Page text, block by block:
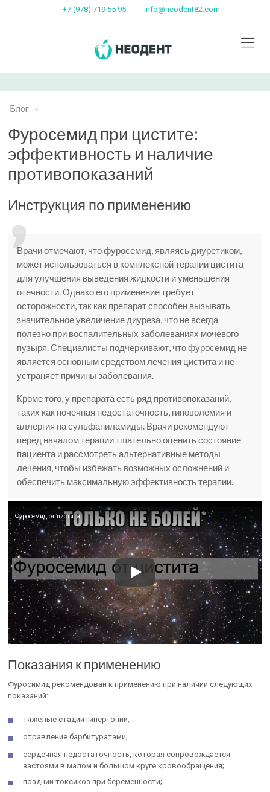
+7 (978) 719 55 95 info@neodent82.com
Блог ›
Фуросемид при цистите:
эффективность и наличие
противопоказаний
Инструкция по применению
Врачи отмечают, что фуросемид, являясь диуретиком,
может использоваться в комплексной терапии цистита
для улучшения выведения жидкости и уменьшения
отечности. Однако его применение требует
осторожности, так как препарат способен вызывать
значительное увеличение диуреза, что не всегда
полезно при воспалительных заболеваниях мочевого
пузыря. Специалисты подчеркивают, что фуросемид не
является основным средством лечения цистита и не
устраняет причины заболевания.
Кроме того, у препарата есть ряд противопоказаний,
таких как почечная недостаточность, гиповолемия и
аллергия на сульфаниламиды. Врачи рекомендуют
перед началом терапии тщательно оценить состояние
пациента и рассмотреть альтернативные методы
лечения, чтобы избежать возможных осложнений и
обеспечить максимальную эффективность терапии.
Фуросемид от цистита
Показания к применению
Фуросимид рекомендован к применению при наличии следующих
показаний:
тяжелые стадии гипертонии;
отравление барбитуратами;
сердечная недостаточность, которая сопровождается
застоями в малом и большом круге кровообращения;
поздний токсикоз при беременности;